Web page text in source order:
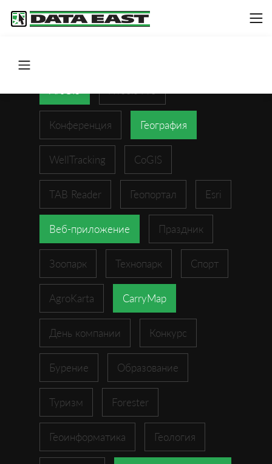
Конференция География
WellTracking CoGIS
TAB Reader Геопортал Esri
Веб-приложение Праздник
Зоопарк Технопарк Спорт
AgroKarta CarryMap
День компании Конкурс
Бурение Образование
Туризм Forester
Геоинформатика Геология